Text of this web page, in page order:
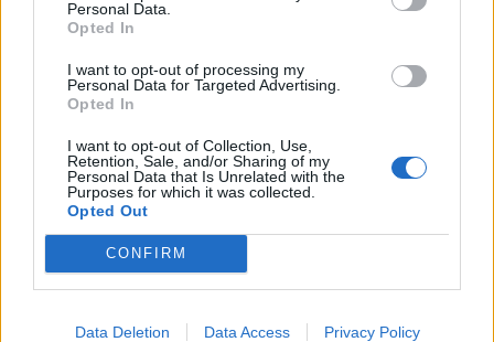
Personal Data.
Opted In
I want to opt-out of processing my
Personal Data for Targeted Advertising.
Opted In
I want to opt-out of Collection, Use,
Retention, Sale, and/or Sharing of my
Personal Data that Is Unrelated with the
Purposes for which it was collected.
Opted Out
CONFIRM
Data Deletion Data Access Privacy Policy
ΠΡΟΓΝΩΣΗ ΘΕΡΜΟΚΡΑΣΙΩΝ
ΧΑΜΗΛΟΤΕΡΕΣ
ΑΝΩΓΕΙΑ 17°C
ΟΡΕΙΝΗ ΦΩΚΙΔΑ 20°C
ΚΡΟΥΣΣΩΝΑΣ ΗΡΑΚΛΕΙΟΥ
ΚΑΡΠΕΝΗΣΙ 22°C
ΥΨΗΛΟΤΕΡΕΣ
ΛΑΡΙΣΑ 33°C
ΓΥΘΕΙΟ